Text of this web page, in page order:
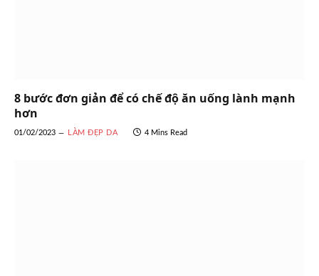
8 bước đơn giản để có chế độ ăn uống lành mạnh
hơn
01/02/2023 LÀM ĐẸP DA 4 Mins Read